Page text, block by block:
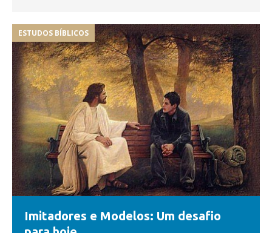
ESTUDOS BÍBLICOS
Imitadores e Modelos: Um desafio